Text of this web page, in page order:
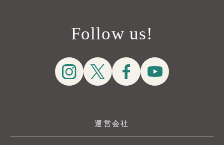
Follow us!
運営会社